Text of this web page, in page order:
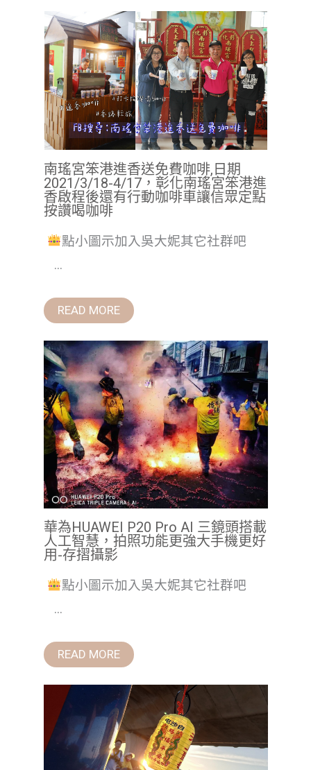
南瑤宮笨港進香送免費咖啡,日期
2021/3/18-4/17，彰化南瑤宮笨港進
香啟程後還有行動咖啡車讓信眾定點
按讚喝咖啡
點小圖示加入吳大妮其它社群吧
...
READ MORE
華為HUAWEI P20 Pro AI 三鏡頭搭載
人工智慧，拍照功能更強大手機更好
用-存摺攝影
點小圖示加入吳大妮其它社群吧
...
READ MORE